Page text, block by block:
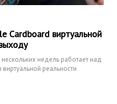
Cardboard виртуальной
недель работает над
реальности